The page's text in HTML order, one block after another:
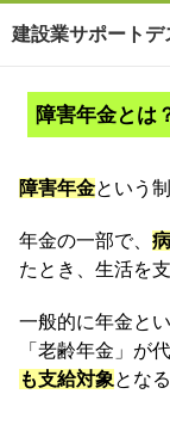
建設業サポートデ
障害年金とは
障害年金という
年金の一部で、
たとき、生活を
一般的に年金と
「老齢年金」が
も支給対象とな